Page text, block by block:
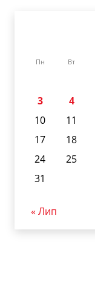
Пн Вт
3
4
10
11
17
18
24
25
31
« Лип